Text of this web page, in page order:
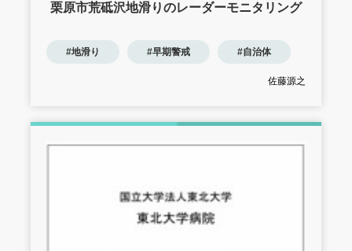
栗原市荒砥沢地滑りのレーダーモニタリング
#地滑り #早期警戒 #自治体
佐藤源之